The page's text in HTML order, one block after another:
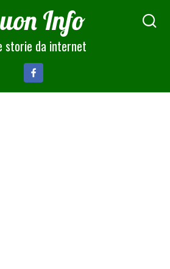
Info
storie da internet